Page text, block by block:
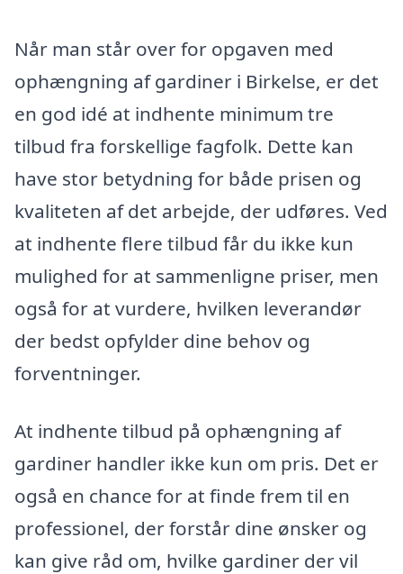
Når man står over for opgaven med
ophængning af gardiner i Birkelse, er det
en god idé at indhente minimum tre
tilbud fra forskellige fagfolk. Dette kan
have stor betydning for både prisen og
kvaliteten af det arbejde, der udføres. Ved
at indhente flere tilbud får du ikke kun
mulighed for at sammenligne priser, men
også for at vurdere, hvilken leverandør
der bedst opfylder dine behov og
forventninger.
At indhente tilbud på ophængning af
gardiner handler ikke kun om pris. Det er
også en chance for at finde frem til en
professionel, der forstår dine ønsker og
kan give råd om, hvilke gardiner der vil